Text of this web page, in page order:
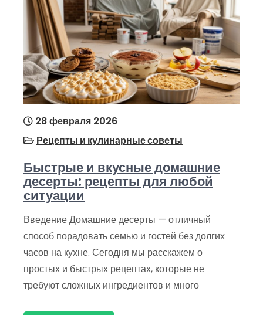
28 февраля 2026
Рецепты и кулинарные советы
Быстрые и вкусные домашние
десерты: рецепты для любой
ситуации
Введение Домашние десерты — отличный
способ порадовать семью и гостей без долгих
часов на кухне. Сегодня мы расскажем о
простых и быстрых рецептах, которые не
требуют сложных ингредиентов и много